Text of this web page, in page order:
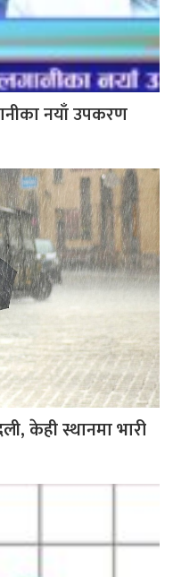
नयाँ उपकरण
केही स्थानमा भारी